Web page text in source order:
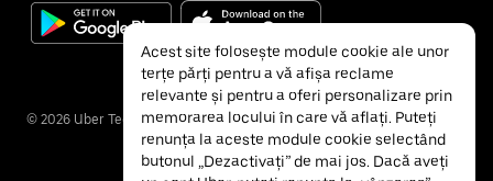
© 2026 Uber Technologies Inc.
Acest site folosește module cookie ale unor
terțe părți pentru a vă afișa reclame
relevante și pentru a oferi personalizare prin
memorarea locului în care vă aflați. Puteți
renunța la aceste module cookie selectând
butonul „Dezactivați” de mai jos. Dacă aveți